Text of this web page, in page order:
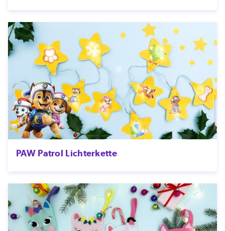
PAW Patrol Lichterkette